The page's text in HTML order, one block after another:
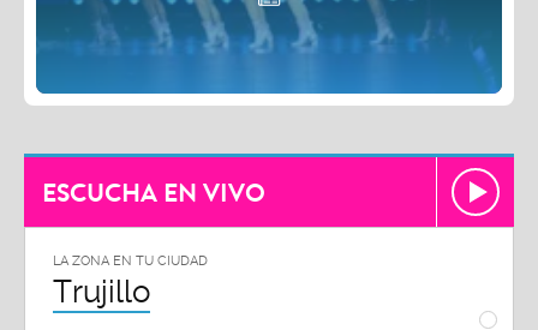
ESCUCHA EN VIVO
LA ZONA EN TU CIUDAD
Trujillo